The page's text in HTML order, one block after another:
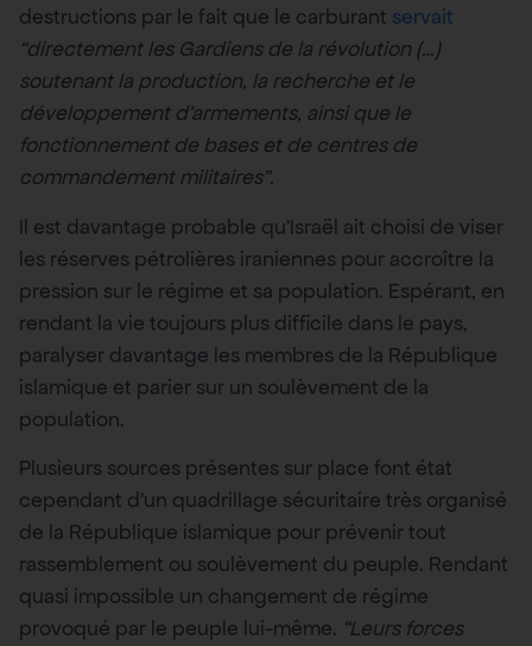
destructions par le fait que le carburant servait
“directement les Gardiens de la révolution (…)
soutenant la production, la recherche et le
développement d’armements, ainsi que le
fonctionnement de bases et de centres de
commandement militaires”.
Il est davantage probable qu’Israël ait choisi de viser
les réserves pétrolières iraniennes pour accroître la
pression sur le régime et sa population. Espérant, en
rendant la vie toujours plus difficile dans le pays,
paralyser davantage les membres de la République
islamique et parier sur un soulèvement de la
population.
Plusieurs sources présentes sur place font état
cependant d’un quadrillage sécuritaire très organisé
de la République islamique pour prévenir tout
rassemblement ou soulèvement du peuple. Rendant
quasi impossible un changement de régime
provoqué par le peuple lui-même. “Leurs forces